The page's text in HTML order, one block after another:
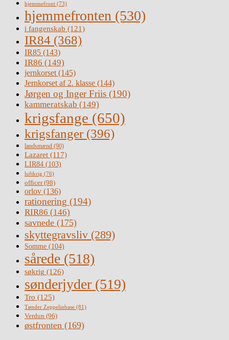
hjemmefront (73)
hjemmefronten (530)
i fangenskab (121)
IR84 (368)
IR85 (143)
IR86 (149)
jernkorset(145)
Jernkorset af 2. klasse (144)
Jørgen og Inger Friis (190)
kammeratskab (149)
krigsfange (650)
krigsfanger (396)
landsmænd (90)
Lazaret (117)
LIR84 (103)
luftkrig (76)
officer(98)
orlov (136)
rationering (194)
RIR86 (146)
savnede (175)
skyttegravsliv (289)
Somme (104)
sårede (518)
søkrig (126)
sønderjyder (519)
Tro (125)
Tønder Zeppelinbase (81)
Verdun (96)
østfronten (169)